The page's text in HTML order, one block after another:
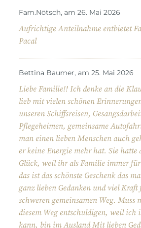
Fam.Nötsch, am 26. Mai 2026
Aufrichtige Anteilnahme entbietet
Pacal
Bettina Baumer, am 25. Mai 2026
Liebe Familie!! Ich denke an die
lieb mit vielen schönen
unseren Schiffsreisen,
Pflegeheimen, gemeinsame
man einen lieben Menschen auch
er keine Energie mehr hat. Sie hatte
Glück, weil ihr als Familie immer
das ist das schönste Geschenk das
ganz lieben Gedanken und viel Kraft
schweren gemeinsamen Weg. Muss
diesem Weg entschuldigen, weil
kann, bin im Ausland Mit lieben